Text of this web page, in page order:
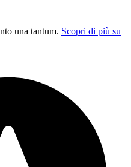
una tantum. Scopri di più su